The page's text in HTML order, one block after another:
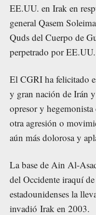
EE.UU. en Irak en
general Qasem
Quds del Cuerpo de
perpetrado por
El CGRI ha felicitado
y gran nación de Irán
opresor y
otra agresión o
aún más dolorosa y
La base de Ain Al-
del Occidente iraquí
estadounidenses la
invadió Irak en 2003.